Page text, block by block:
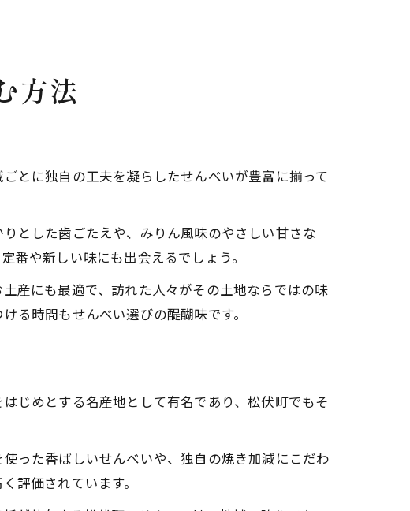
方法
とに独自の工夫を凝らしたせんべいが豊富に揃って
とした歯ごたえや、みりん風味のやさしい甘さな
番や新しい味にも出会えるでしょう。
産にも最適で、訪れた人々がその土地ならではの味
る時間もせんべい選びの醍醐味です。
じめとする名産地として有名であり、松伏町でもそ
った香ばしいせんべいや、独自の焼き加減にこだわ
評価されています。